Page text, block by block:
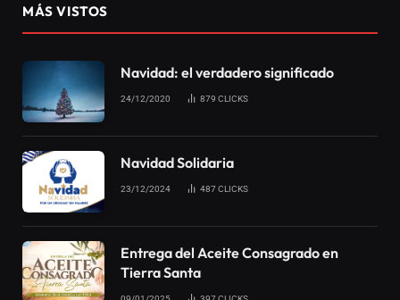
ejemplo de Jesucristo
26/03/2024
Social